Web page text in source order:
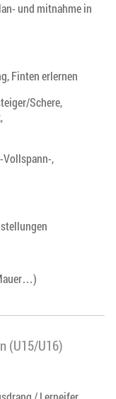
und mitnahme in
Finten erlernen
Schere,
Vollspann-,
(U15/U16)